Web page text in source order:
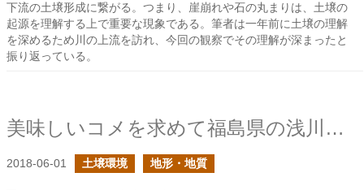
下流の土壌形成に繋がる。つまり、崖崩れや石の丸まりは、土壌の
起源を理解する上で重要な現象である。筆者は一年前に土壌の理解
を深めるため川の上流を訪れ、今回の観察でその理解が深まったと
振り返っている。
美味しいコメを求めて福島県の浅川町へ
2018-06-01 土壌環境 地形・地質